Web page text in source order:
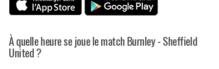
À quelle heure se joue le match Burnley - Sheffield
United ?